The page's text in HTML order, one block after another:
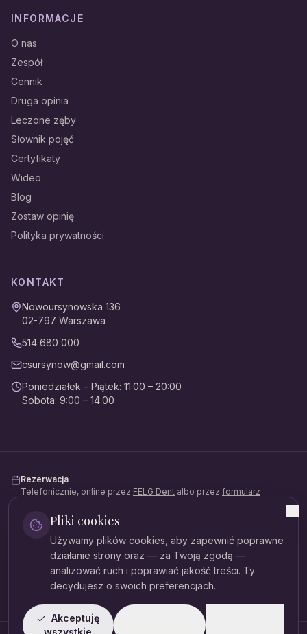
INFORMACJE
O nas
Zespół
Cennik
Druga opinia
Leczone zęby
Słownik pojęć
Certyfikaty
Wideo
Blog
Zostaw opinię
Polityka prywatności
KONTAKT
Nowoursynowska 136
02-797 Warszawa
514 680 000
csursynow@gmail.com
Poniedziałek – Piątek: 11:00 – 20:00
Sobota: 9:00 – 14:00
Rezerwacja
Telefonicznie, online przez FELG Dent albo przez formularz
Płatności
Gotówka, karta, BLIK, przelew. Możliwość rozłożenia na raty
(Mediraty).
Dane rejestrowe
521-379-81-54
Pliki cookies
Używamy plików cookies, aby zapewnić poprawne
działanie strony oraz — za Twoją zgodą —
analizować ruch i poprawiać jakość treści. Ty
decydujesz o swoich preferencjach.
Akceptuję
wszystkie